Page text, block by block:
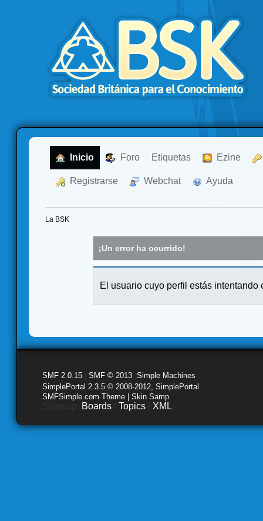
Inicio Foro Etiquetas Ezine
Registrarse Webchat Ayuda
La BSK
¡Un error ha ocurrido!
El usuario cuyo perfil estás intentando
SMF 2.0.15 SMF © 2013 Simple Machines
SimplePortal 2.3.5 © 2008-2012, SimplePortal
SMFSimple.com Theme | Skin Samp
Boards Topics XML